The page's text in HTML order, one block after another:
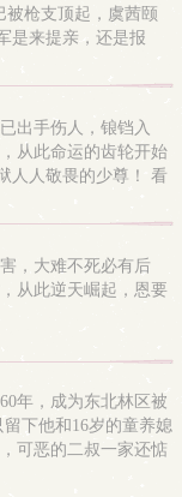
被枪支顶起，虞茜颐
是来提亲，还是报
为呢？”……起初，沈
，报...
出手伤人，锒铛入
从此命运的齿轮开始
人人敬畏的少尊！ 看
父，身处险境的未婚
撑起一片天！...
，大难不死必有后
从此逆天崛起，恩要
年，成为东北林区被
下他和16岁的童养媳
可恶的二叔一家还惦